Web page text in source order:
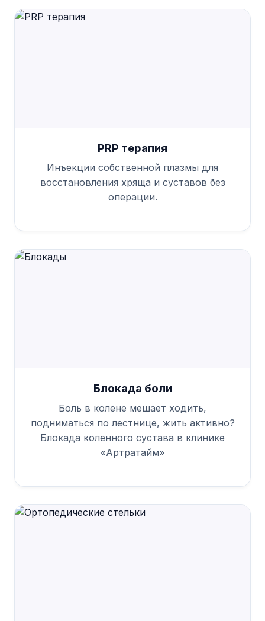
PRP терапия
Инъекции собственной плазмы для
восстановления хряща и суставов без
операции.
Блокада боли
Боль в колене мешает ходить,
подниматься по лестнице, жить активно?
Блокада коленного сустава в клинике
«Артратайм»